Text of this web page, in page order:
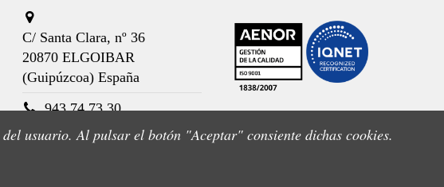
C/ Santa Clara, nº 36
20870 ELGOIBAR
(Guipúzcoa) España
943 74 73 30
comercial@iptsl.com
usuario. Al pulsar el botón "Aceptar" consiente dichas cookies.